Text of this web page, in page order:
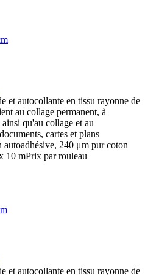
et autocollante en tissu rayonne de
au collage permanent, à
qu'au collage et au
cartes et plans
autoadhésive, 240 μm pur coton
10 mPrix par rouleau
et autocollante en tissu rayonne de